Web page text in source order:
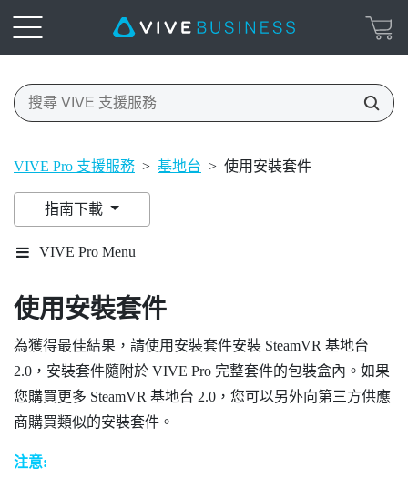
VIVE Pro 支援服務 > 基地台 > 使用安裝套件
指南下載
VIVE Pro Menu
使用安裝套件
為獲得最佳結果，請使用安裝套件安裝 SteamVR 基地台
2.0，安裝套件隨附於 VIVE Pro 完整套件的包裝盒內。如果
您購買更多 SteamVR 基地台 2.0，您可以另外向第三方供應
商購買類似的安裝套件。
注意: